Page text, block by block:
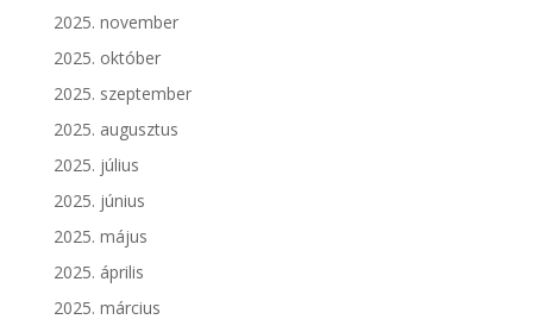
2025. november
2025. október
2025. szeptember
2025. augusztus
2025. július
2025. június
2025. május
2025. április
2025. március